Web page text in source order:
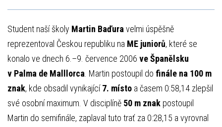
Student naší školy Martin Baďuravelmi úspěšně
reprezentoval Českou republiku na ME juniorů, které se
konalo ve dnech 6.–9. července 2006 ve Španělsku
v Palma de Malllorca. Martin postoupil do finále na 100 m
znak, kde obsadil vynikající7. místo a časem 0:58,14 zlepšil
své osobní maximum. V disciplíně 50 m znak postoupil
Martin do semifinále, zaplaval tuto trať za 0:28,15 a vyrovnal